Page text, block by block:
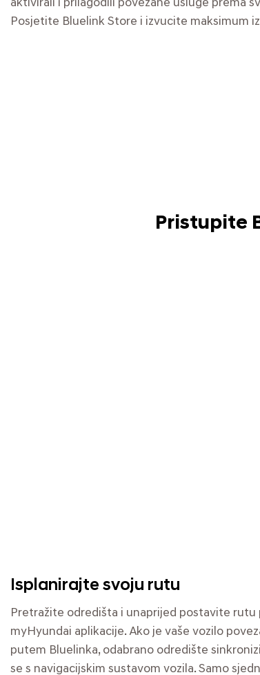
aktivirali i prilagodili povezane usluge prema
Posjetite Bluelink Store i izvucite maksimum
Pristupite
Isplanirajte svoju rutu
Pretražite odredišta i unaprijed postavite rutu
myHyundai aplikacije. Ako je vaše vozilo
putem Bluelinka, odabrano odredište
se s navigacijskim sustavom vozila. Samo